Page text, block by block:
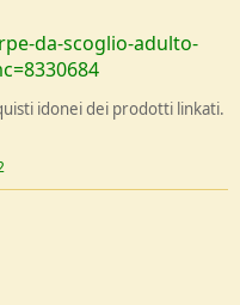
da-scoglio-adulto-
idonei dei prodotti linkati.